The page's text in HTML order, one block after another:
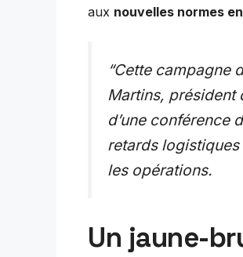
aux nouvelles normes
“Cette campagne
Martins, président
d’une conférence
retards
les opérations.
Un jaune-